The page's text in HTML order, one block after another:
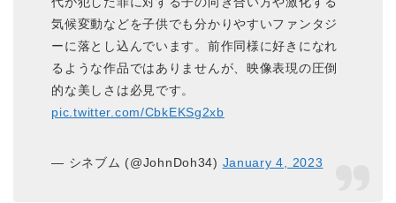
気候変動などを子供でも分かりやすいファンタジ
ーに落とし込んでいます。前作同様に好きになれ
るような作品ではありませんが、映像表現の圧倒
的な美しさは必見です。
pic.twitter.com/CbkEKSg2xb
— シネブム (@JohnDoh34) January 4, 2023